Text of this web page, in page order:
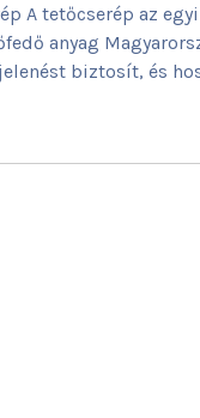
A tetőcserép az
anyag
biztosít, és